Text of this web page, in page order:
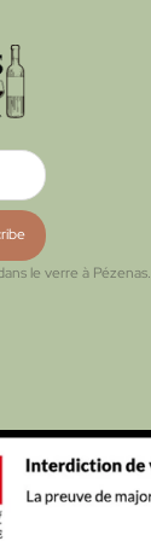
le verre à Pézenas.